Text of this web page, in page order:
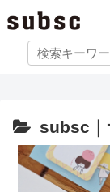
subsc｜